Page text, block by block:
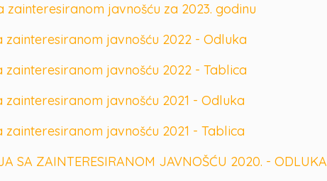
zainteresiranom javnošću za 2023. godinu
zainteresiranom javnošću 2022 - Odluka
zainteresiranom javnošću 2022 - Tablica
zainteresiranom javnošću 2021 - Odluka
javnošću 2021 - Tablica
SA ZAINTERESIRANOM JAVNOŠĆU 2020. - ODLUKA